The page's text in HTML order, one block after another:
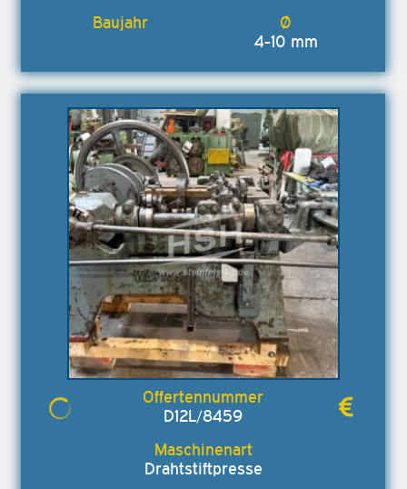
4-10 mm
D12L/8459
Drahtstiftpresse